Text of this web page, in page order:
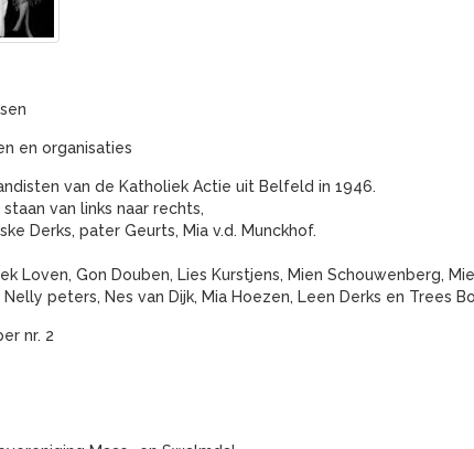
en organisaties
van de Katholiek Actie uit Belfeld in 1946.
van links naar rechts,
Derks, pater Geurts, Mia v.d. Munckhof.
Loven, Gon Douben, Lies Kurstjens, Mien Schouwenberg,
Nelly peters, Nes van Dijk, Mia Hoezen, Leen Derks en Trees
nr. 2